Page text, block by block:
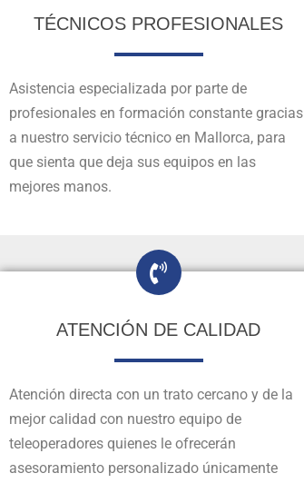
TÉCNICOS PROFESIONALES
Asistencia especializada por parte de
profesionales en formación constante gracias
a nuestro servicio técnico en Mallorca, para
que sienta que deja sus equipos en las
mejores manos.
ATENCIÓN DE CALIDAD
Atención directa con un trato cercano y de la
mejor calidad con nuestro equipo de
teleoperadores quienes le ofrecerán
asesoramiento personalizado únicamente